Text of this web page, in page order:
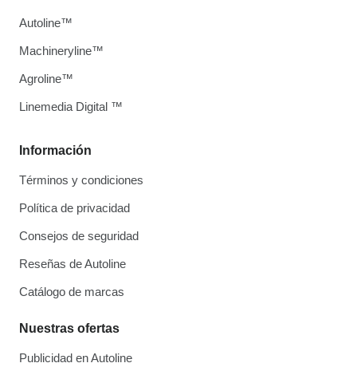
Información
Términos y condiciones
Política de privacidad
Consejos de seguridad
Reseñas de Autoline
Catálogo de marcas
Nuestras ofertas
Publicidad en Autoline
Autoline™
Machineryline™
Agroline™
Linemedia Digital ™